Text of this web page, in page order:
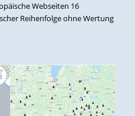
Webseiten 16
Reihenfolge ohne Wertung